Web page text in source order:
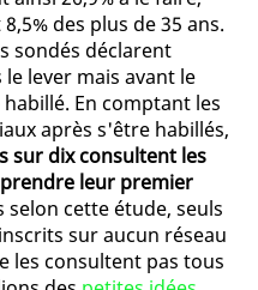
des plus de 35 ans.
sondés déclarent
lever mais avant le
En comptant les
après s'être habillés,
sur dix consultent les
leur premier
selon cette étude, seuls
sur aucun réseau
les consultent pas tous